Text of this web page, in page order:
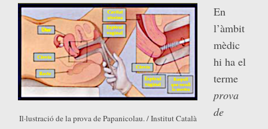
Il·lustració de la prova de Papanicolau. / Institut Català
En
l’àmbit
mèdic
hi ha el
terme
prova
de